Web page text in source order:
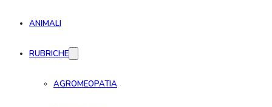
ANIMALI
RUBRICHE
AGROMEOPATIA